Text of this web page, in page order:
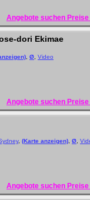
Angebote suchen
dori Ekimae
Ø Video
Angebote suchen
, (Karte anzeigen) Ø
Angebote suchen